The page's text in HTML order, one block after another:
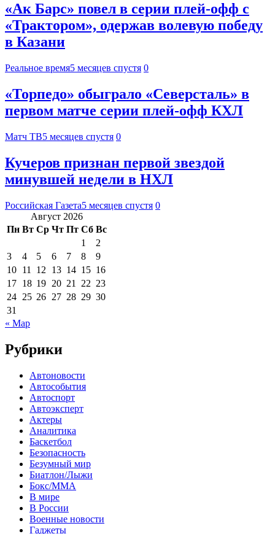
«Ак Барс» повел в серии плей-офф с
«Трактором», одержав волевую победу
в Казани
Реальное время5 месяцев спустя 0
«Торпедо» обыграло «Северсталь» в
первом матче серии плей‑офф КХЛ
Матч ТВ5 месяцев спустя 0
Кучеров признан первой звездой
минувшей недели в НХЛ
Российская Газета5 месяцев спустя 0
Август 2026
Пн Вт Ср Чт Пт Сб Вс
1
2
3
4 5 6 7 8
9
10 11 12 13 14 15 16
17 18 19 20 21 22 23
24 25 26 27 28 29 30
31
« Мар
Рубрики
Автоновости
Автособытия
Автоспорт
Автоэксперт
Актеры
Аналитика
Баскетбол
Безопасность
Безумный мир
Биатлон/Лыжи
Бокс/MMA
В мире
В России
Военные новости
Гаджеты